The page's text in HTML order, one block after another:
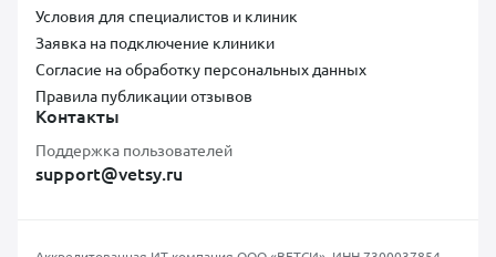
Условия для специалистов и клиник
Заявка на подключение клиники
Согласие на обработку персональных данных
Правила публикации отзывов
Контакты
Поддержка пользователей
support@vetsy.ru